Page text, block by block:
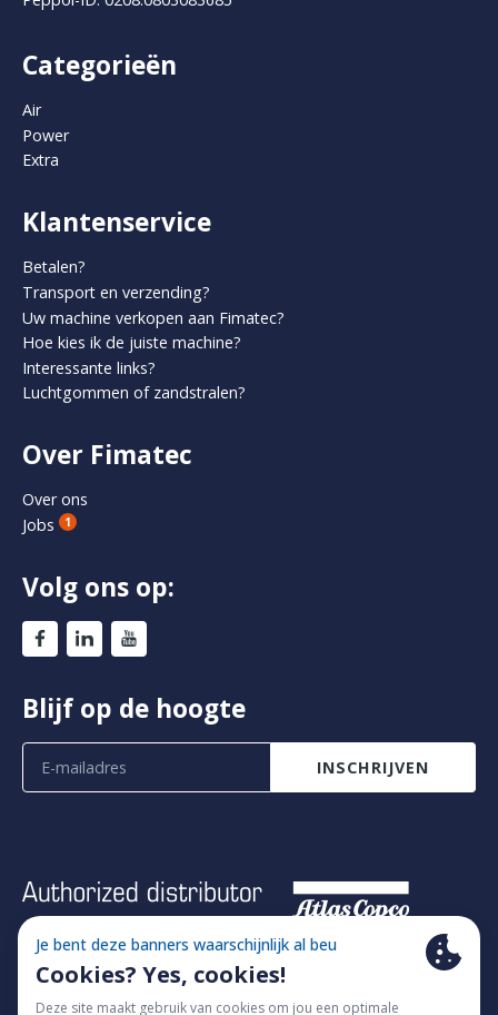
Categorieën
Air
Power
Extra
Klantenservice
Betalen?
Transport en verzending?
Uw machine verkopen aan Fimatec?
Hoe kies ik de juiste machine?
Interessante links?
Luchtgommen of zandstralen?
Over Fimatec
Over ons
Jobs
1
Volg ons op:
Blijf op de hoogte
INSCHRIJVEN